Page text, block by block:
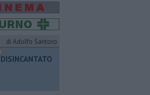
di Adolfo Santoro
DISINCANTATO